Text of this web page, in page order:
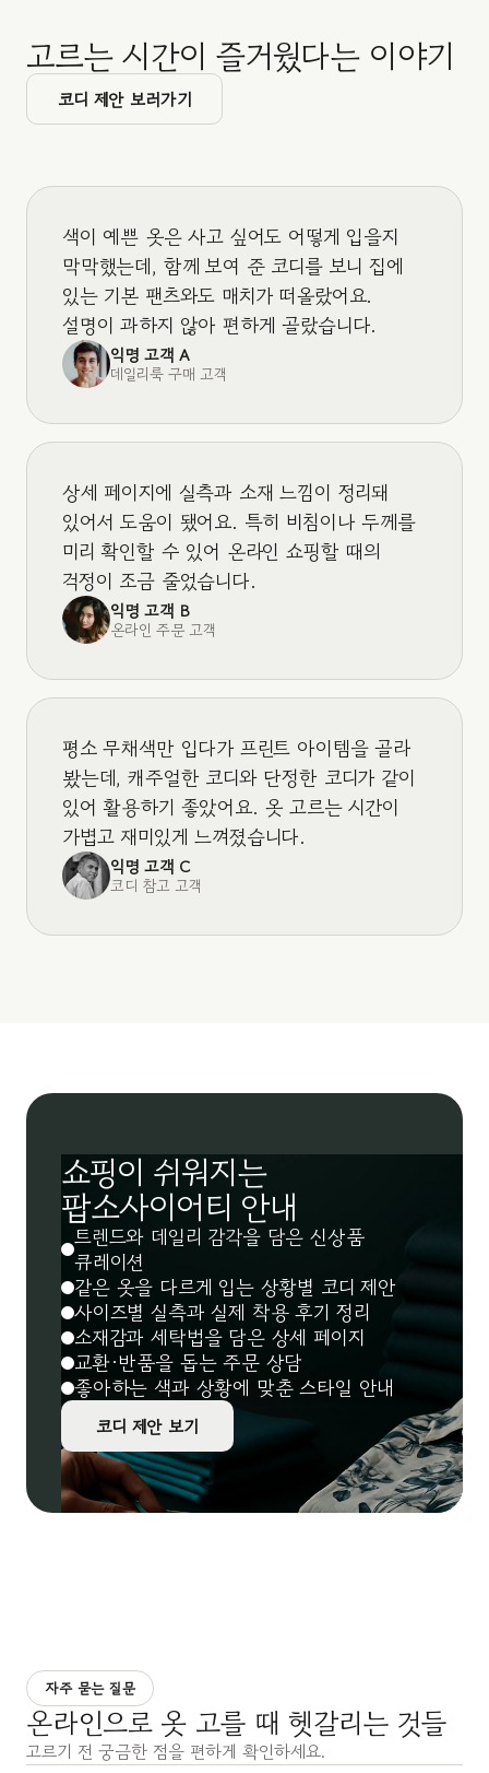
고르는 시간이 즐거웠다는 이야기
코디 제안 보러가기
색이 예쁜 옷은 사고 싶어도 어떻게 입을지
막막했는데, 함께 보여 준 코디를 보니 집에
있는 기본 팬츠와도 매치가 떠올랐어요.
설명이 과하지 않아 편하게 골랐습니다.
익명 고객 A
데일리룩 구매 고객
상세 페이지에 실측과 소재 느낌이 정리돼
있어서 도움이 됐어요. 특히 비침이나 두께를
미리 확인할 수 있어 온라인 쇼핑할 때의
걱정이 조금 줄었습니다.
익명 고객 B
온라인 주문 고객
평소 무채색만 입다가 프린트 아이템을 골라
봤는데, 캐주얼한 코디와 단정한 코디가 같이
있어 활용하기 좋았어요. 옷 고르는 시간이
가볍고 재미있게 느껴졌습니다.
익명 고객 C
코디 참고 고객
쇼핑이 쉬워지는
팝소사이어티 안내
트렌드와 데일리 감각을 담은 신상품
큐레이션
같은 옷을 다르게 입는 상황별 코디 제안
사이즈별 실측과 실제 착용 후기 정리
소재감과 세탁법을 담은 상세 페이지
교환·반품을 돕는 주문 상담
좋아하는 색과 상황에 맞춘 스타일 안내
코디 제안 보기
자주 묻는 질문
온라인으로 옷 고를 때 헷갈리는 것들
고르기 전 궁금한 점을 편하게 확인하세요.